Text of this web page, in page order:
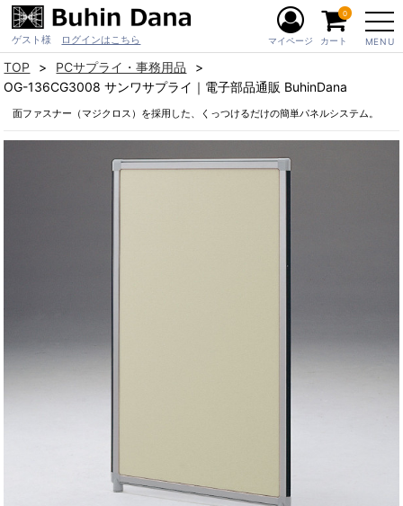
ゲスト様 ログインはこちら MENU
マイページ カート
0
TOP
PCサプライ・事務用品
OG-136CG3008 サンワサプライ｜電子部品通販 BuhinDana
面ファスナー（マジクロス）を採用した、くっつけるだけの簡単パネルシステム。